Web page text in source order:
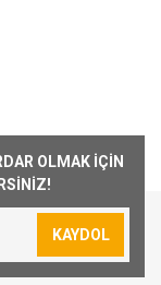
OLMAK İÇİN
KAYDOL